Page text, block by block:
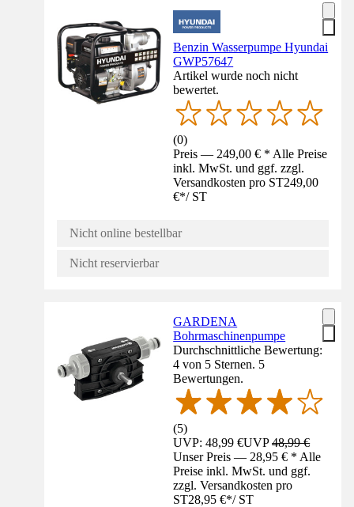
Benzin Wasserpumpe Hyundai
GWP57647
Artikel wurde noch nicht
bewertet.
(0)
Preis — 249,00 € * Alle Preise
inkl. MwSt. und ggf. zzgl.
Versandkosten pro ST249,00
€*/ ST
Nicht online bestellbar
Nicht reservierbar
GARDENA
Bohrmaschinenpumpe
Durchschnittliche Bewertung:
4 von 5 Sternen. 5
Bewertungen.
(5)
UVP: 48,99 €UVP48,99 €
Unser Preis — 28,95 € * Alle
Preise inkl. MwSt. und ggf.
zzgl. Versandkosten pro
ST28,95 €*/ ST